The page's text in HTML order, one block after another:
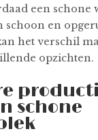
een schone
schoon en
het verschil
opzichten.
schone